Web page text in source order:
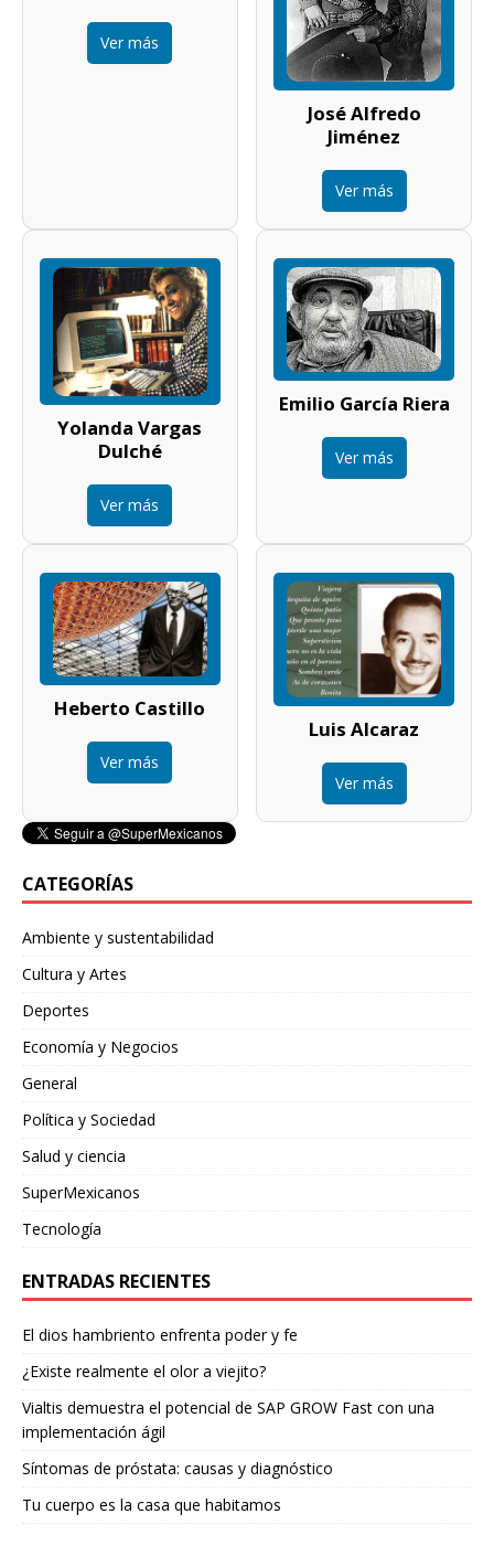
Ver más
José Alfredo
Jiménez
Ver más
Yolanda Vargas
Dulché
Ver más
Emilio García Riera
Ver más
Heberto Castillo
Ver más
Luis Alcaraz
Ver más
CATEGORÍAS
Ambiente y sustentabilidad
Cultura y Artes
Deportes
Economía y Negocios
General
Política y Sociedad
Salud y ciencia
SuperMexicanos
Tecnología
ENTRADAS RECIENTES
El dios hambriento enfrenta poder y fe
¿Existe realmente el olor a viejito?
Vialtis demuestra el potencial de SAP GROW Fast con una
implementación ágil
Síntomas de próstata: causas y diagnóstico
Tu cuerpo es la casa que habitamos